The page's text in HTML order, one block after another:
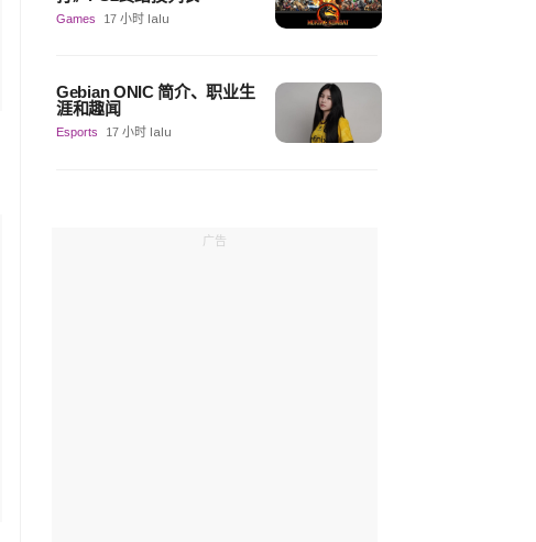
Games 17 小时 lalu
Gebian ONIC 简介、职业生
涯和趣闻
Esports 17 小时 lalu
广告